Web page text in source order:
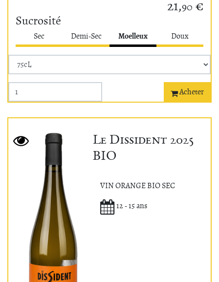
21,90 €
Sucrosité
Sec Demi-Sec Moelleux Doux
Acheter
Le Dissident 2025
BIO
VIN ORANGE BIO SEC
Potentiel de garde
12 - 15 ans